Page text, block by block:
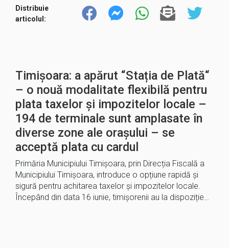
Distribuie
articolul:
Timișoara: a apărut “Stația de Plată“
– o nouă modalitate flexibilă pentru
plata taxelor și impozitelor locale –
194 de terminale sunt amplasate în
diverse zone ale orașului – se
acceptă plata cu cardul
Primăria Municipiului Timișoara, prin Direcția Fiscală a
Municipiului Timișoara, introduce o opțiune rapidă și
sigură pentru achitarea taxelor și impozitelor locale.
Începând din data 16 iunie, timișorenii au la dispoziție…